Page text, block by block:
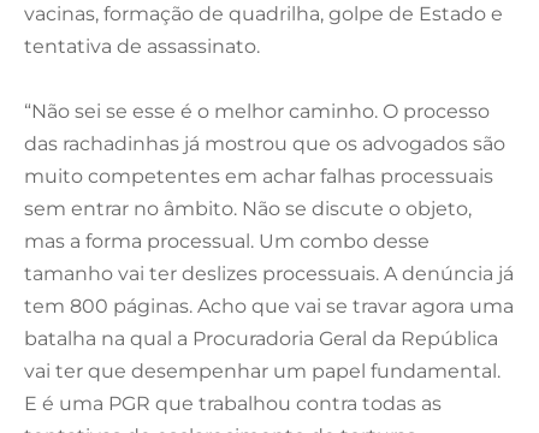
vacinas, formação de quadrilha, golpe de Estado e
tentativa de assassinato.
“Não sei se esse é o melhor caminho. O processo
das rachadinhas já mostrou que os advogados são
muito competentes em achar falhas processuais
sem entrar no âmbito. Não se discute o objeto,
mas a forma processual. Um combo desse
tamanho vai ter deslizes processuais. A denúncia já
tem 800 páginas. Acho que vai se travar agora uma
batalha na qual a Procuradoria Geral da República
vai ter que desempenhar um papel fundamental.
E é uma PGR que trabalhou contra todas as